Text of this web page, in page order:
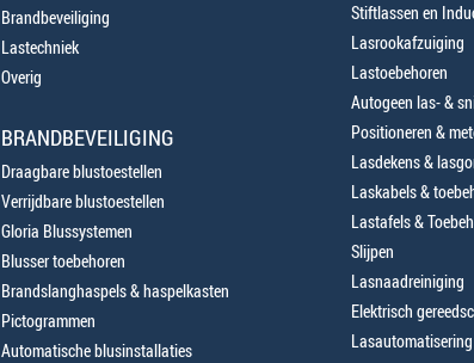
Brandbeveiliging
Lastechniek
Overig
BRANDBEVEILIGING
Draagbare blustoestellen
Verrijdbare blustoestellen
Gloria Blussystemen
Blusser toebehoren
Brandslanghaspels & haspelkasten
Pictogrammen
Automatische blusinstallaties
Stiftlassen en
Lasrookafzuiging
Lastoebehoren
Autogeen las- &
Positioneren &
Lasdekens &
Laskabels &
Lastafels &
Slijpen
Lasnaadreiniging
Elektrisch
Lasautomatisering